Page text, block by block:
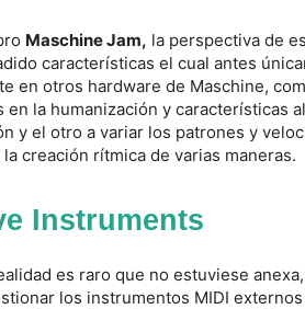
Maschine Jam, la perspectiva de
características el cual antes
en otros hardware de Maschine,
en la humanización y características
y el otro a variar los patrones y
creación rítmica de varias maneras.
Instruments
es raro que no estuviese
los instrumentos MIDI